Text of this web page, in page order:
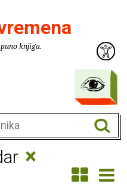
knjiga.
×